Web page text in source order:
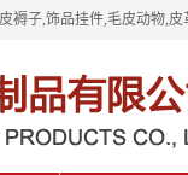
褥子,饰品挂件,毛皮动物,